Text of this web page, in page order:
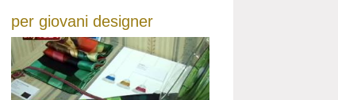
per giovani designer